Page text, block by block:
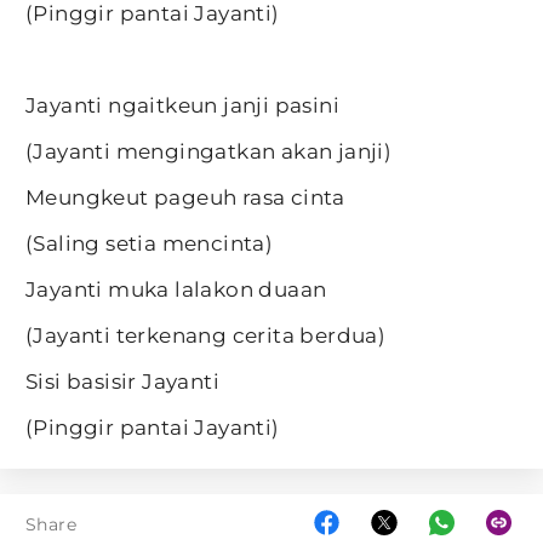
(Pinggir pantai Jayanti)
Jayanti ngaitkeun janji pasini
(Jayanti mengingatkan akan janji)
Meungkeut pageuh rasa cinta
(Saling setia mencinta)
Jayanti muka lalakon duaan
(Jayanti terkenang cerita berdua)
Sisi basisir Jayanti
(Pinggir pantai Jayanti)
Share